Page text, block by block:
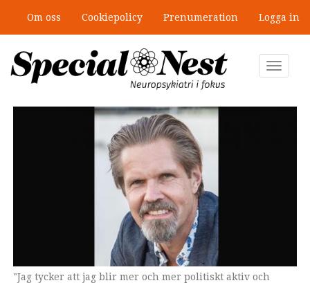
huvudinnehåll
Om oss Cookiepolicy Prenumeration Logga in
Toggle
"Jag tycker att jag blir mer och mer politiskt aktiv och
”Jobbet gick bra – just därför togs
stödet bort”